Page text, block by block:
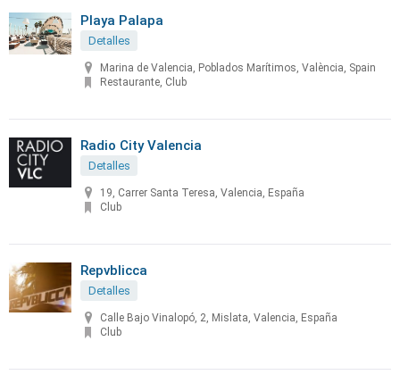
Playa Palapa
Detalles
Marina de Valencia, Poblados Marítimos, València, Spain
Restaurante, Club
Radio City Valencia
Detalles
19, Carrer Santa Teresa, Valencia, España
Club
Repvblicca
Detalles
Calle Bajo Vinalopó, 2, Mislata, Valencia, España
Club